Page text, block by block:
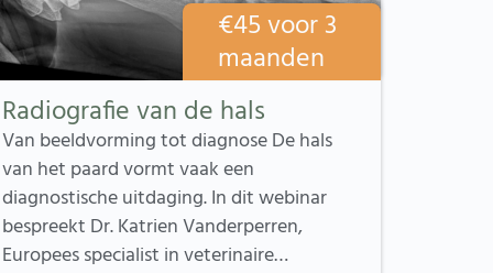
€45voor 3
maanden
Radiografie van de hals
Van beeldvorming tot diagnose De hals
van het paard vormt vaak een
diagnostische uitdaging. In dit webinar
bespreekt Dr. Katrien Vanderperren,
Europees specialist in veterinaire…